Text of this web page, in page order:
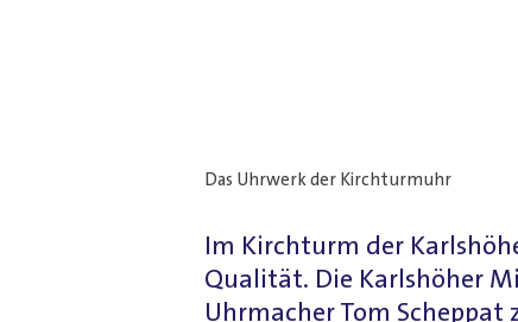
Das Uhrwerk der Kirchturmuhr
Im Kirchturm der
Qualität. Die Karlshöher
Uhrmacher Tom